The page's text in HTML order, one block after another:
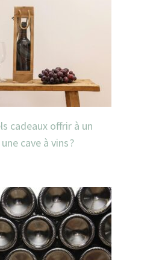
cadeaux offrir à un
cave à vins ?